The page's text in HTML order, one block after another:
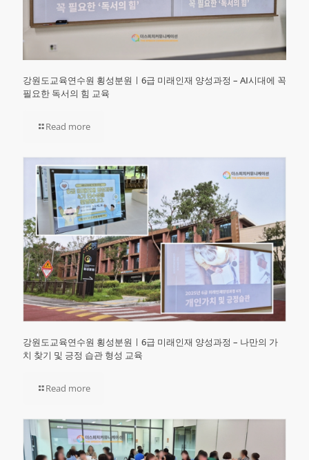
강원도교육연수원 횡성분원ㅣ6급 미래인재 양성과정 – AI시대에 꼭
필요한 독서의 힘 교육
Read more
강원도교육연수원 횡성분원ㅣ6급 미래인재 양성과정 – 나만의 가
치 찾기 및 긍정 습관 형성 교육
Read more